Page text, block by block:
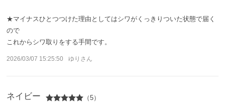
修理 ・保証
★マイナスひとつつけた理由としてはシワがくっきりついた状態で届く
ので
これからシワ取りをする手間です。
2026/03/07 15:25:50 ゆりさん
ネイビー （5）